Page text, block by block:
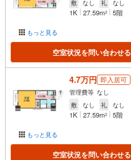
もっと見る
敷
なし 礼 なし
1K 27.59m2 5階
空室状況を問い合わせる
もっと見る
4.7万円 即入居可
管理費等 なし
敷
なし 礼 なし
1K 27.59m2 5階
空室状況を問い合わせる